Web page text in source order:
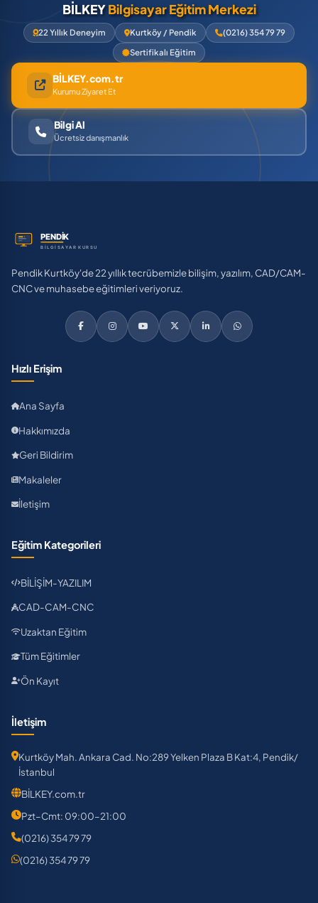
BİLKEYBilgisayar Eğitim Merkezi
22 Yıllık Deneyim Kurtköy / Pendik
(0216) 354 79 79
Sertifikalı Eğitim
BİLKEY.com.tr
Kurumu Ziyaret Et
Bilgi Al
Ücretsiz danışmanlık
Pendik Kurtköy'de 22 yıllık tecrübemizle bilişim, yazılım, CAD/CAM-
CNC ve muhasebe eğitimleri veriyoruz.
Hızlı Erişim
Ana Sayfa
Hakkımızda
Geri Bildirim
Makaleler
İletişim
Eğitim Kategorileri
BİLİŞİM-YAZILIM
CAD-CAM-CNC
Uzaktan Eğitim
Tüm Eğitimler
Ön Kayıt
İletişim
Kurtköy Mah. Ankara Cad. No:289 Yelken Plaza B Kat:4, Pendik/
İstanbul
BİLKEY.com.tr
Pzt–Cmt: 09:00–21:00
(0216) 354 79 79
(0216) 354 79 79